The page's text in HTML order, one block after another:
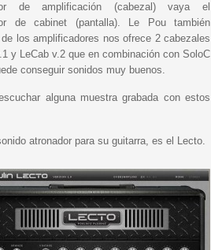
de amplificación (cabezal) vaya el
de cabinet (pantalla). Le Pou también
los amplificadores nos ofrece 2 cabezales
y LeCab v.2 que en combinación con SoloC
conseguir sonidos muy buenos.
alguna muestra grabada con estos
atronador para su guitarra, es el Lecto.